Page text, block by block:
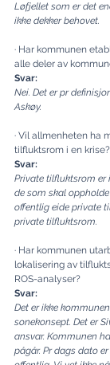
Løfjellet som er det
ikke dekker behovet.
· Har kommunen
alle deler av
Svar:
Nei. Det er pr
Askøy.
· Vil allmenheten ha
tilfluktsrom i en krise?
Svar:
Private tilfluktsrom er
de som skal
offentlig eide private
private tilfluktsrom.
· Har kommunen
lokalisering av
ROS-analyser?
Svar:
Det er ikke
sonekonsept. Det er
ansvar. Kommunen
pågår. Pr dags dato